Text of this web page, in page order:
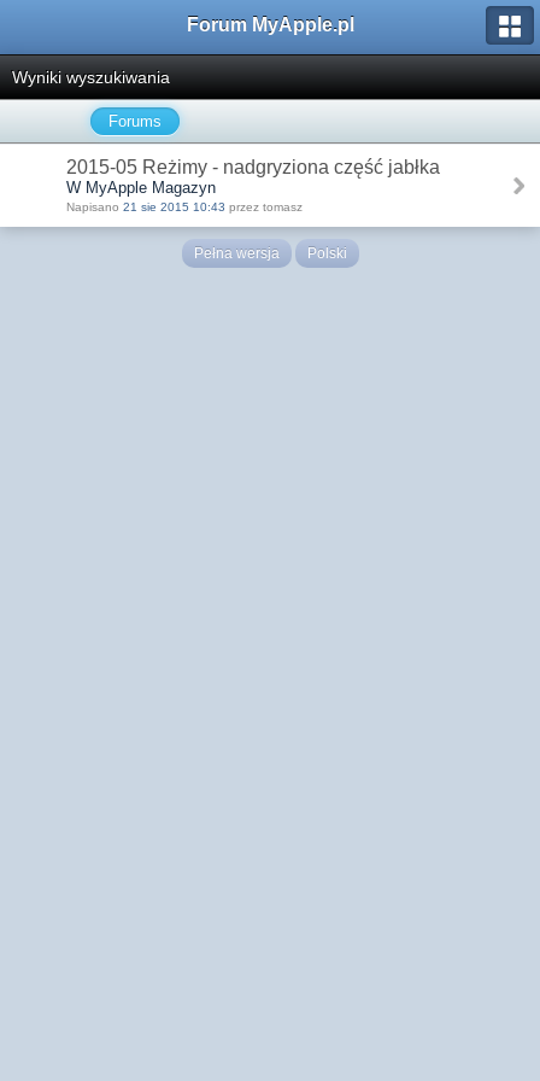
Forum MyApple.pl
Wyniki wyszukiwania
Forums
2015-05 Reżimy - nadgryziona część jabłka
W MyApple Magazyn
Napisano 21 sie 2015 10:43 przez tomasz
Pełna wersja Polski